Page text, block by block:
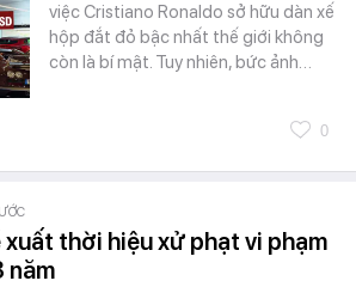
việc Cristiano Ronaldo sở hữu dàn xế
hộp đắt đỏ bậc nhất thế giới không
còn là bí mật. Tuy nhiên, bức ảnh…
0
xuất thời hiệu xử phạt vi phạm
năm